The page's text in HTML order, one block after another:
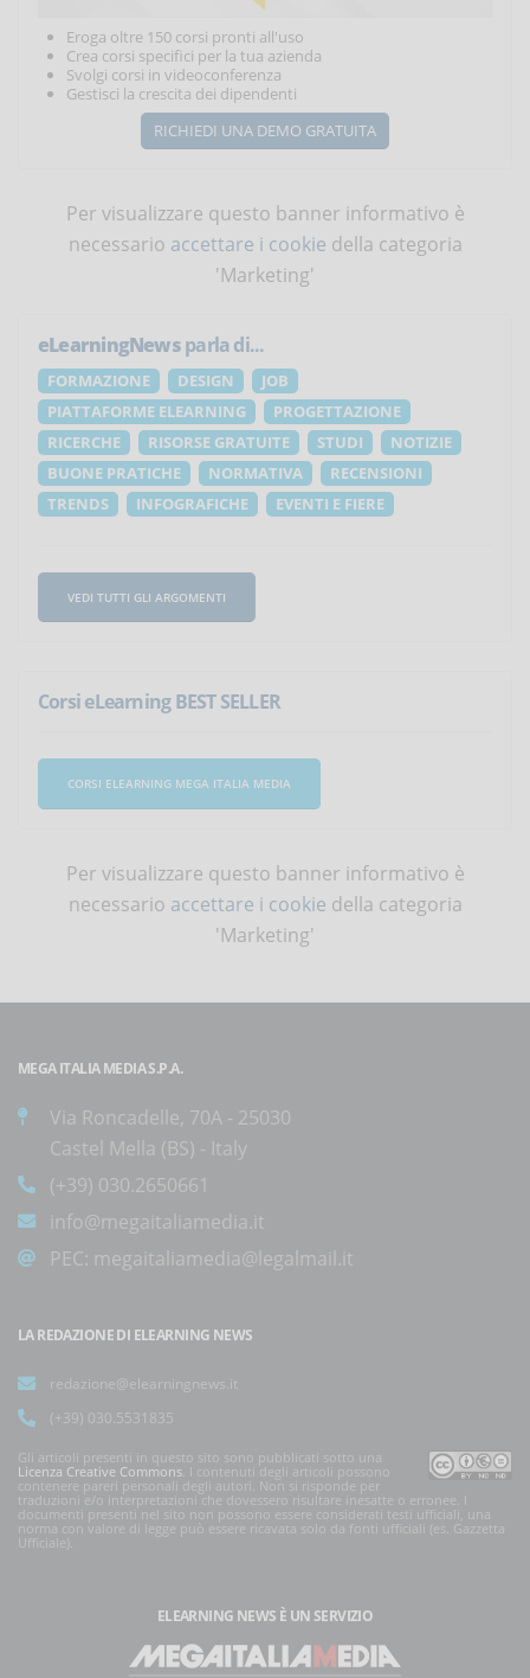
Eroga oltre 150 corsi pronti all'uso
Crea corsi specifici per la tua azienda
Svolgi corsi in videoconferenza
Gestisci la crescita dei dipendenti
RICHIEDI UNA DEMO GRATUITA
Per visualizzare questo banner informativo è
necessario accettare i cookie della categoria
'Marketing'
eLearningNewsparla di...
FORMAZIONE DESIGN
JOB
PIATTAFORME ELEARNING
PROGETTAZIONE
RICERCHE
RISORSE GRATUITE STUDI
NOTIZIE
BUONE PRATICHE
NORMATIVA
RECENSIONI
TRENDS
INFOGRAFICHE EVENTI E FIERE
VEDI TUTTI GLI ARGOMENTI
Corsi eLearning BEST SELLER
CORSI ELEARNING MEGA ITALIA MEDIA
Per visualizzare questo banner informativo è
necessario accettare i cookie della categoria
'Marketing'
MEGA ITALIA MEDIA S.P.A.
Via Roncadelle, 70A - 25030
Castel Mella (BS) - Italy
(+39) 030.2650661
info@megaitaliamedia.it
PEC: megaitaliamedia@legalmail.it
LA REDAZIONE DI ELEARNING NEWS
redazione@elearningnews.it
(+39) 030.5531835
Gli articoli presenti in questo sito sono pubblicati sotto una
Licenza Creative Commons. I contenuti degli articoli possono
contenere pareri personali degli autori. Non si risponde per
traduzioni e/o interpretazioni che dovessero risultare inesatte o erronee. I
documenti presenti nel sito non possono essere considerati testi ufficiali, una
norma con valore di legge può essere ricavata solo da fonti ufficiali (es. Gazzetta
Ufficiale).
ELEARNING NEWS È UN SERVIZIO